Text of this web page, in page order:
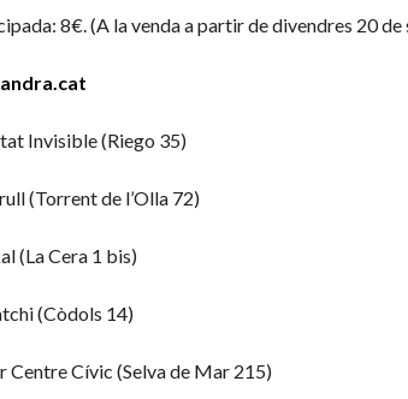
8€. (A la venda a partir de divendres 20 de
Invisible (Riego 35)
(Torrent de l’Olla 72)
(La Cera 1 bis)
(Còdols 14)
Centre Cívic (Selva de Mar 215)